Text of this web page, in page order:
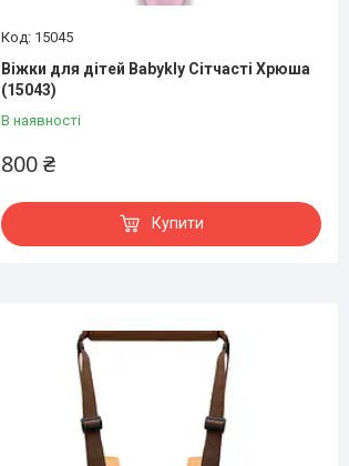
15045
Віжки для дітей Babykly Сітчасті Хрюша
(15043)
В наявності
800 ₴
Купити